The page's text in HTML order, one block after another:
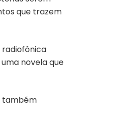
que trazem
radiofônica
uma novela que
também